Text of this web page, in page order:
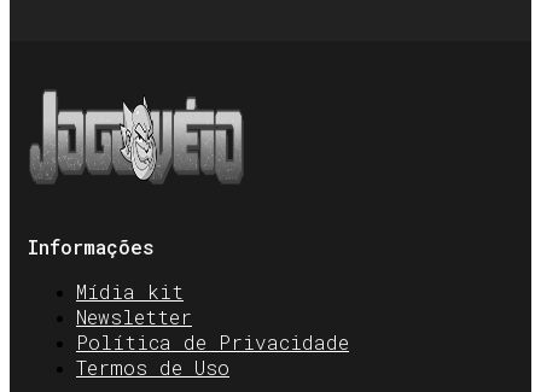
Informações
Mídia kit
Newsletter
Política de Privacidade
Termos de Uso